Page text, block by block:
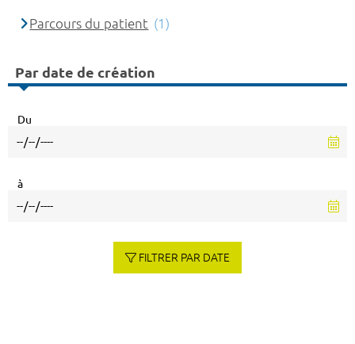
Parcours du patient (1)
Par date de création
Du
à
FILTRER PAR DATE